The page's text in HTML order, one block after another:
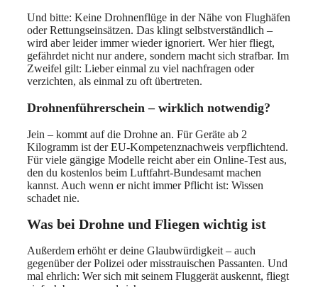
Und bitte: Keine Drohnenflüge in der Nähe von Flughäfen
oder Rettungseinsätzen. Das klingt selbstverständlich –
wird aber leider immer wieder ignoriert. Wer hier fliegt,
gefährdet nicht nur andere, sondern macht sich strafbar. Im
Zweifel gilt: Lieber einmal zu viel nachfragen oder
verzichten, als einmal zu oft übertreten.
Drohnenführerschein – wirklich notwendig?
Jein – kommt auf die Drohne an. Für Geräte ab 2
Kilogramm ist der EU-Kompetenznachweis verpflichtend.
Für viele gängige Modelle reicht aber ein Online-Test aus,
den du kostenlos beim Luftfahrt-Bundesamt machen
kannst. Auch wenn er nicht immer Pflicht ist: Wissen
schadet nie.
Was bei Drohne und Fliegen wichtig ist
Außerdem erhöht er deine Glaubwürdigkeit – auch
gegenüber der Polizei oder misstrauischen Passanten. Und
mal ehrlich: Wer sich mit seinem Fluggerät auskennt, fliegt